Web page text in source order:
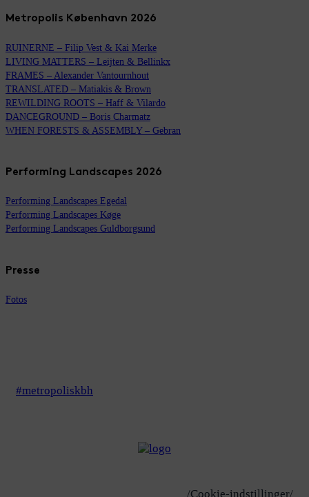
Metropolis København 2026
RUINERNE – Filip Vest & Kai Merke
LIVING MATTERS – Leijten & Bellinkx
FRAMES – Alexander Vantournhout
TRANSLATED – Matiakis & Brown
REWILDING ROOTS – Haff & Vilardo
DANCEGROUND – Boris Charmatz
WHEN FORESTS & ASSEMBLY – Gebran
Performing Landscapes 2026
Performing Landscapes Egedal
Performing Landscapes Køge
Performing Landscapes Guldborgsund
Presse
Fotos
#metropoliskbh
/Cookie-indstillinger/